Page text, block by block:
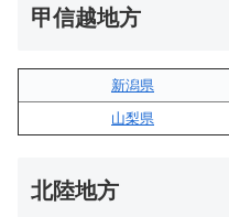
甲信越地方
新潟県
山梨県
北陸地方